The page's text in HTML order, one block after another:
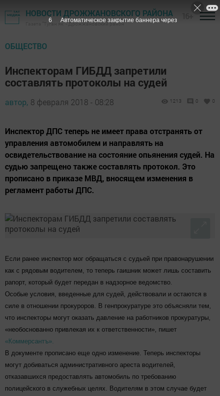
НОВОСТИ ДРОЖЖАНОВСКОГО РАЙОНА
Газета "Туган як" - Дрожжановский район
ОБЩЕСТВО
Инспекторам ГИБДД запретили
составлять протоколы на судей
автор, 8 февраля 2018 - 08:28 1213 0 0
Инспектор ДПС теперь не имеет права отстранять от
управления автомобилем и направлять на
освидетельствование на состояние опьянения судей. На
судью запрещено также составлять протокол. Это
прописано в приказе МВД, вносящем изменения в
регламент работы ДПС.
Если ранее инспектор мог обращаться с судьей при правонарушении
как с рядовым водителем, то теперь гаишник может лишь составить
рапорт, который будет передан в надзорное ведомство.
Особые условия, введенные для судей, действовали и остаются в
силе в отношении прокуроров. В генпрокуратуре это объясняли тем,
что инспекторы могут оказать давление на работников прокуратуры,
«необоснованно привлекая их к ответственности», пишет
«Коммерсантъ».
В документе прописано еще одно изменение. Теперь инспекторы
могут добиваться административного ареста водителей,
отказавшихся предоставлять автомобиль по требованию
полицейского в служебных целях. Водителям в этом случае будет
5 Автоматическое закрытие баннера через